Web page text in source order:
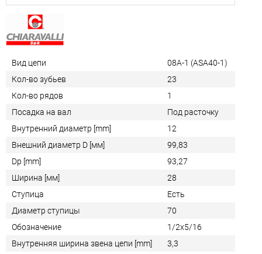
Вид цепи
08A-1 (ASA40-1)
Кол-во зубьев
23
Кол-во рядов
1
Посадка на вал
Под расточку
Внутренний диаметр [mm]
12
Внешний диаметр D [мм]
99,83
Dp [mm]
93,27
Ширина [мм]
28
Ступица
Есть
Диаметр ступицы
70
Обозначение
1/2x5/16
Внутренняя ширина звена цепи [mm]
3,3